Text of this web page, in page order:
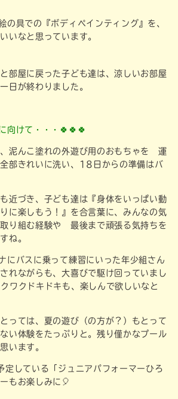
の具での『ボディペインティング』を、
いなと思っています。
部屋に戻った子ども達は、涼しいお部屋
日が終わりました。
向けて・・・🍀🍀🍀
泥んこ塗れの外遊び用のおもちゃを 運
部きれいに洗い、18日からの準備はバ
近づき、子ども達は『身体をいっぱい動
に楽しもう！』を合言葉に、みんなの気
り組む経験や 最後まで頑張る気持ちを
ね。
にバスに乗って練習にいった年少組さん
れながらも、大喜びで駆け回っていまし
ワクドキドキも、楽しんで欲しいなと
っては、夏の遊び（の方が？）もとって
い体験をたっぷりと。残り僅かなプール
います。
している「ジュニアパフォーマーひろ
もお楽しみに🎈